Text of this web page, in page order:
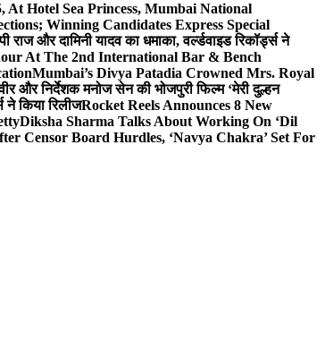
Hotel Sea Princess, Mumbai National
Winning Candidates Express Special
राज और दामिनी यादव का धमाका, वर्ल्डवाइड रिकॉर्ड्स ने
At The 2nd International Bar & Bench
Mumbai’s Divya Patadia Crowned Mrs. Royal
और निर्देशक मनोज सेन की भोजपुरी फिल्म ‘मेरी दुल्हन
ने किया रिलीजRocket Reels Announces 8 New
Diksha Sharma Talks About Working On ‘Dil
Censor Board Hurdles, ‘Navya Chakra’ Set For